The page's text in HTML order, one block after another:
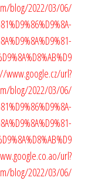
blog/2022/03/06/
www.google.cz/url?
blog/2022/03/06/
url?
blog/2022/03/06/